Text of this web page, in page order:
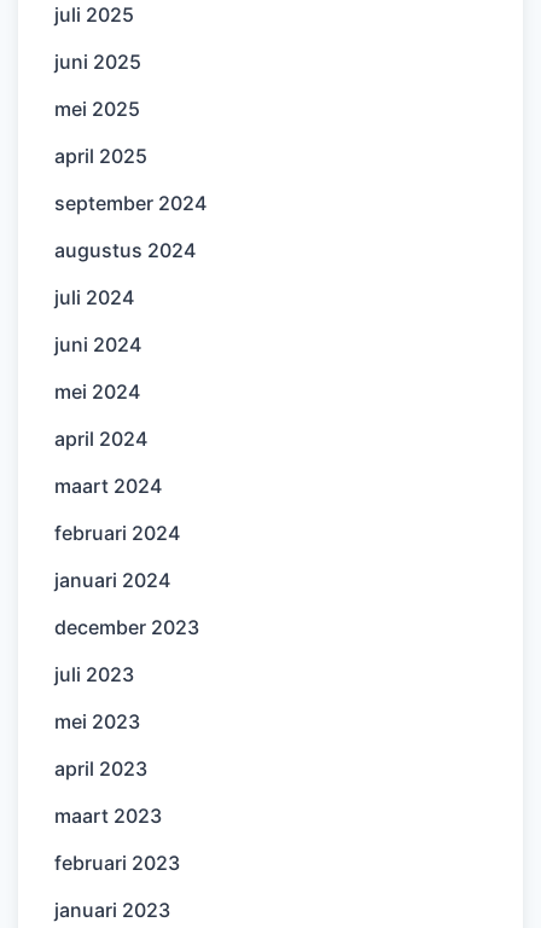
juli 2025
juni 2025
mei 2025
april 2025
september 2024
augustus 2024
juli 2024
juni 2024
mei 2024
april 2024
maart 2024
februari 2024
januari 2024
december 2023
juli 2023
mei 2023
april 2023
maart 2023
februari 2023
januari 2023